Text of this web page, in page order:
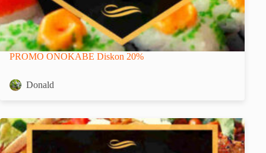
PROMO ONOKABE Diskon 20%
Donald